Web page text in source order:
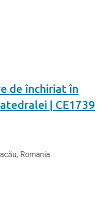
de închiriat în
| CE1739
Romania